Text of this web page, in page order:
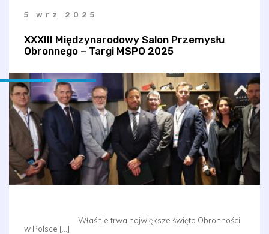
5 wrz 2025
XXXIII Międzynarodowy Salon Przemysłu
Obronnego – Targi MSPO 2025
Właśnie trwa największe święto Obronności
w Polsce […]